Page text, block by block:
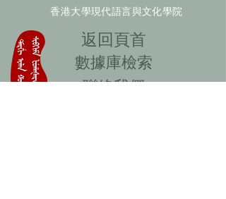
香港大學現代語言與文化學院
​返回頁首
數據庫檢索
聯絡我們